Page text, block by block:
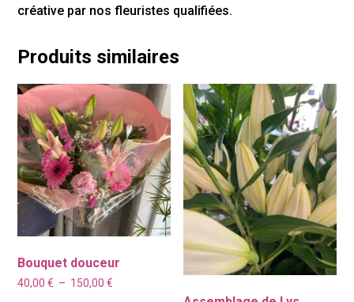
créative par nos fleuristes qualifiées.
Produits similaires
Bouquet douceur
40,00€ – 150,00€